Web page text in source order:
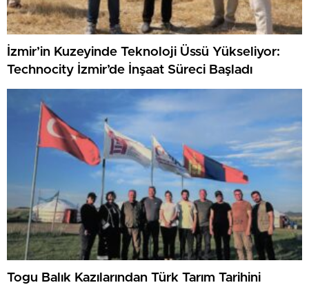
İzmir’in Kuzeyinde Teknoloji Üssü Yükseliyor:
Technocity İzmir’de İnşaat Süreci Başladı
Togu Balık Kazılarından Türk Tarım Tarihini